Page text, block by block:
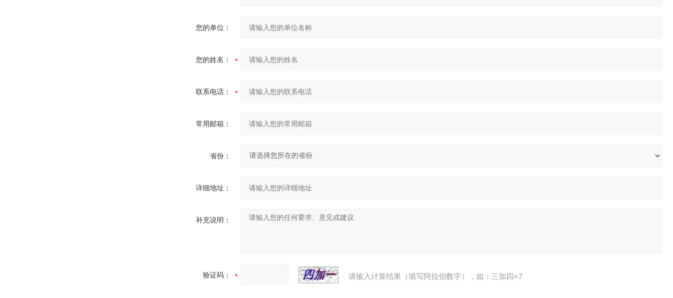
您的单位：
您的姓名：
联系电话：
常用邮箱：
省份：
详细地址：
补充说明：
验证码： 请输入计算结果（填写阿拉伯数字），如：三加四=7